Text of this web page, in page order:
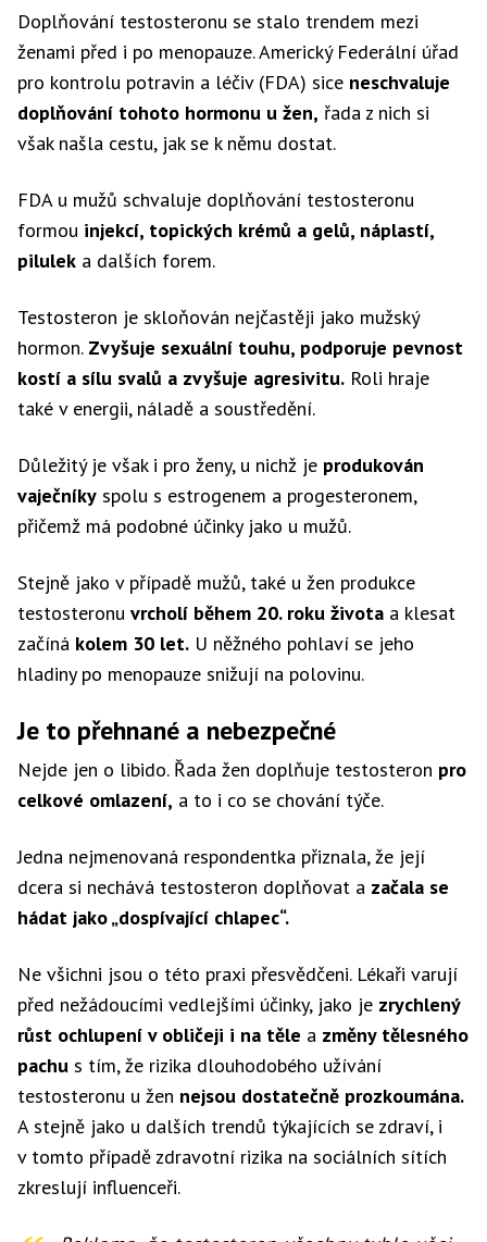
Doplňování testosteronu se stalo trendem mezi
ženami před i po menopauze. Americký Federální úřad
pro kontrolu potravin a léčiv (FDA) sice neschvaluje
doplňování tohoto hormonu u žen, řada z nich si
však našla cestu, jak se k němu dostat.
FDA u mužů schvaluje doplňování testosteronu
formou injekcí, topických krémů a gelů, náplastí,
pilulek a dalších forem.
Testosteron je skloňován nejčastěji jako mužský
hormon. Zvyšuje sexuální touhu, podporuje pevnost
kostí a sílu svalů a zvyšuje agresivitu. Roli hraje
také v energii, náladě a soustředění.
Důležitý je však i pro ženy, u nichž je produkován
vaječníky spolu s estrogenem a progesteronem,
přičemž má podobné účinky jako u mužů.
Stejně jako v případě mužů, také u žen produkce
testosteronu vrcholí během 20. roku života a klesat
začíná kolem 30 let. U něžného pohlaví se jeho
hladiny po menopauze snižují na polovinu.
Je to přehnané a nebezpečné
Nejde jen o libido. Řada žen doplňuje testosteron pro
celkové omlazení, a to i co se chování týče.
Jedna nejmenovaná respondentka přiznala, že její
dcera si nechává testosteron doplňovat a začala se
hádat jako „dospívající chlapec“.
Ne všichni jsou o této praxi přesvědčeni. Lékaři varují
před nežádoucími vedlejšími účinky, jako je zrychlený
růst ochlupení v obličeji i na těle a změny tělesného
pachu s tím, že rizika dlouhodobého užívání
testosteronu u žen nejsou dostatečně prozkoumána.
A stejně jako u dalších trendů týkajících se zdraví, i
v tomto případě zdravotní rizika na sociálních sítích
zkreslují influenceři.